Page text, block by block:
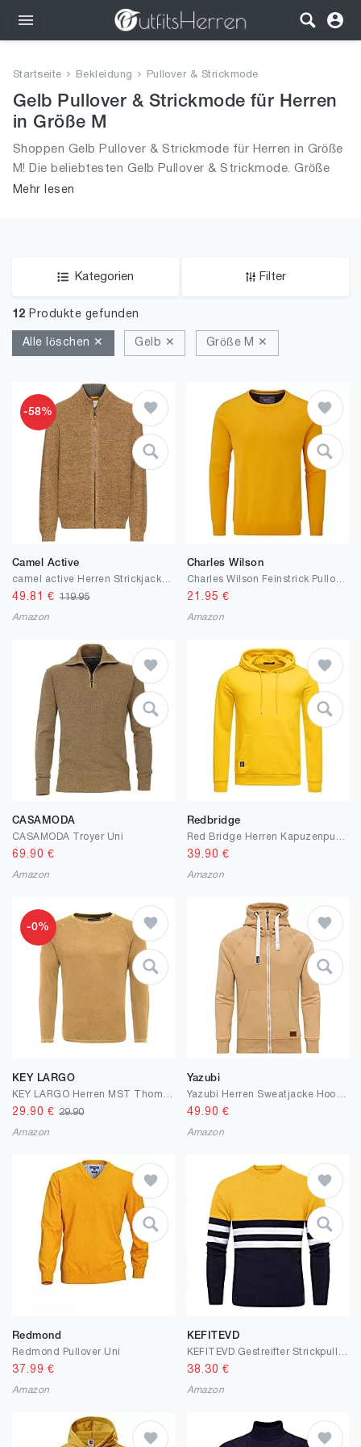
Bekleidung
Schuhe
Startseite Bekleidung Pullover & Strickmode
Gelb Pullover & Strickmode für Herren
in Größe M
Shoppen Gelb Pullover & Strickmode für Herren in Größe
M! Die beliebtesten Gelb Pullover & Strickmode. Größe
Auswahl an Gelb Pullover & Strickmode in Größe M und
Mehr lesen
Kategorien Filter
12 Produkte gefunden
Alle löschen ✕ Gelb ✕ Größe M ✕
-58%
Camel Active
49.81 €119.95
Amazon
Charles Wilson
21.95 €
Amazon
CASAMODA
CASAMODA Troyer Uni
69.90 €
Amazon
Redbridge
39.90 €
Amazon
-0%
KEY LARGO
29.90 €29.90
Amazon
Yazubi
49.90 €
Amazon
Redmond
Redmond Pullover Uni
37.99 €
Amazon
KEFITEVD
38.30 €
Amazon